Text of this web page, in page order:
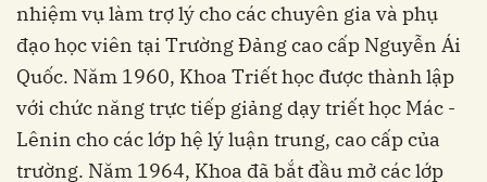
nhiệm vụ làm trợ lý cho các chuyên gia và phụ
đạo học viên tại Trường Đảng cao cấp Nguyễn Ái
Quốc. Năm 1960, Khoa Triết học được thành lập
với chức năng trực tiếp giảng dạy triết học Mác -
Lênin cho các lớp hệ lý luận trung, cao cấp của
trường. Năm 1964, Khoa đã bắt đầu mở các lớp